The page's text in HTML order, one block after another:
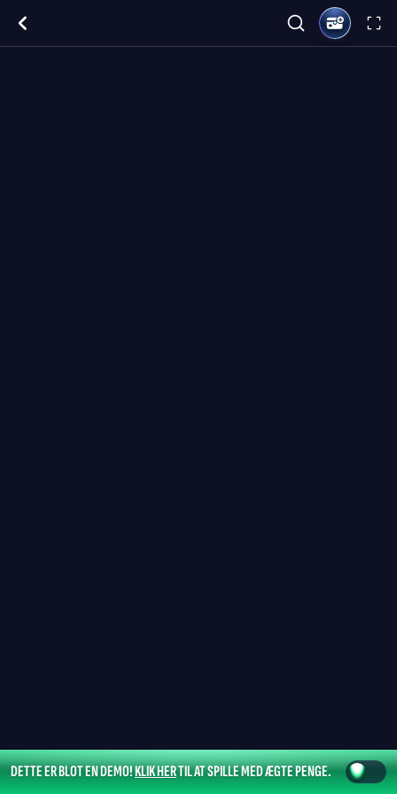
DETTE ER BLOT EN DEMO!KLIK HERTIL AT SPILLE MED ÆGTE PENGE.